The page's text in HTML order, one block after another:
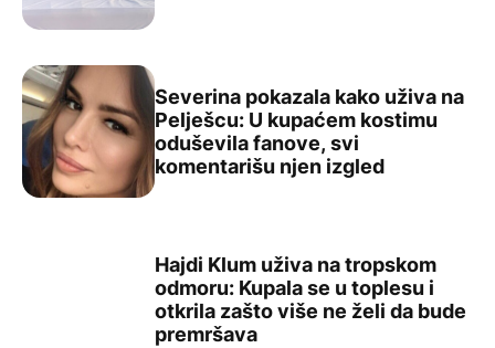
Severina pokazala kako uživa na Pelješcu: U
Severina pokazala kako uživa na
Pelješcu: U kupaćem kostimu
oduševila fanove, svi
komentarišu njen izgled
Hajdi Klum uživa na tropskom odmoru: Kupala se u
Hajdi Klum uživa na tropskom
odmoru: Kupala se u toplesu i
otkrila zašto više ne želi da bude
premršava